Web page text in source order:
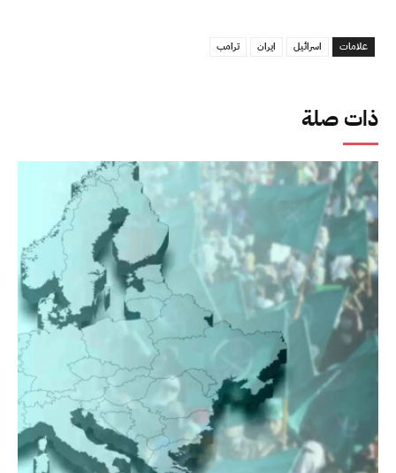
ذات صلة
علامات اسرائيل ايران ترامب